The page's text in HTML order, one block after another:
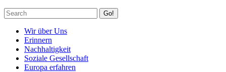
Go!
Wir über Uns
Erinnern
Nachhaltigkeit
Soziale Gesellschaft
Europa erfahren